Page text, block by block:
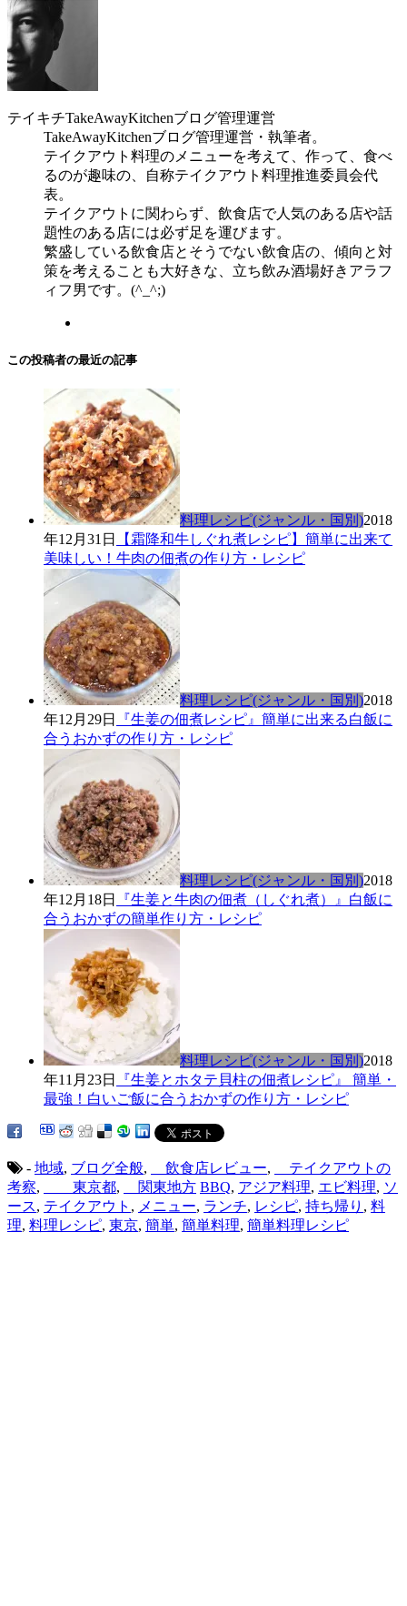
テイキチTakeAwayKitchenブログ管理運営
TakeAwayKitchenブログ管理運営・執筆者。
テイクアウト料理のメニューを考えて、作って、食べ
るのが趣味の、自称テイクアウト料理推進委員会代
表。
テイクアウトに関わらず、飲食店で人気のある店や話
題性のある店には必ず足を運びます。
繁盛している飲食店とそうでない飲食店の、傾向と対
策を考えることも大好きな、立ち飲み酒場好きアラフ
ィフ男です。(^_^;)
この投稿者の最近の記事
料理レシピ(ジャンル・国別)2018
年12月31日
【霜降和牛しぐれ煮レシピ】簡単に出来て
美味しい！牛肉の佃煮の作り方・レシピ
料理レシピ(ジャンル・国別)2018
年12月29日
『生姜の佃煮レシピ』簡単に出来る白飯に
合うおかずの作り方・レシピ
料理レシピ(ジャンル・国別)2018
年12月18日
『生姜と牛肉の佃煮（しぐれ煮）』白飯に
合うおかずの簡単作り方・レシピ
料理レシピ(ジャンル・国別)2018
年11月23日
『生姜とホタテ貝柱の佃煮レシピ』 簡単・
最強！白いご飯に合うおかずの作り方・レシピ
- 地域, ブログ全般, 飲食店レビュー,
テイクアウトの
考察, 東京都, 関東地方 BBQ, アジア料理, エビ料理, ソ
ース, テイクアウト , メニュー, ランチ, レシピ, 持ち帰り , 料
理, 料理レシピ, 東京, 簡単, 簡単料理, 簡単料理レシピ